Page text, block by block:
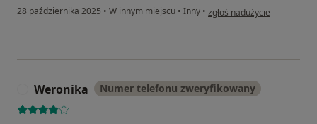
28 października 2025 • W innym miejscu • Inny • w opinii użytkownika Jacek
zgłoś nadużycie
Weronika Numer telefonu zweryfikowany